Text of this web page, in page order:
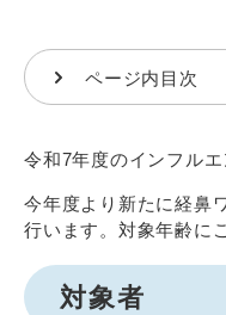
ページ内目次
令和7年度のインフル
今年度より新たに経鼻
行います。対象年齢に
対象者